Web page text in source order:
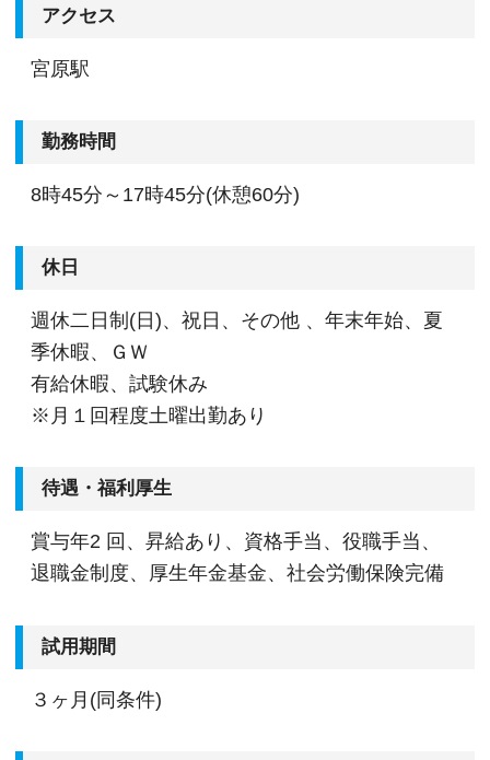
アクセス
宮原駅
勤務時間
8時45分～17時45分(休憩60分)
休日
週休二日制(日)、祝日、その他 、年末年始、夏
季休暇、ＧＷ
有給休暇、試験休み
※月１回程度土曜出勤あり
待遇・福利厚生
賞与年2 回、昇給あり、資格手当、役職手当、
退職金制度、厚生年金基金、社会労働保険完備
試用期間
３ヶ月(同条件)